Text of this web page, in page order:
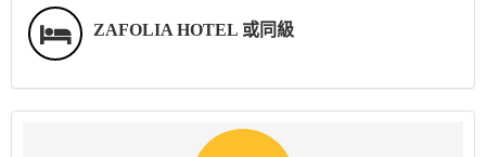
ZAFOLIA HOTEL 或同級